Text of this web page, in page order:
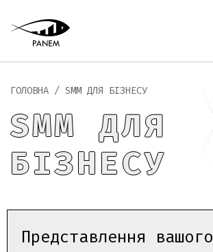
ГОЛОВНА / SMM ДЛЯ БІЗНЕСУ
SMM ДЛЯ
БІЗНЕСУ
Представлення вашого